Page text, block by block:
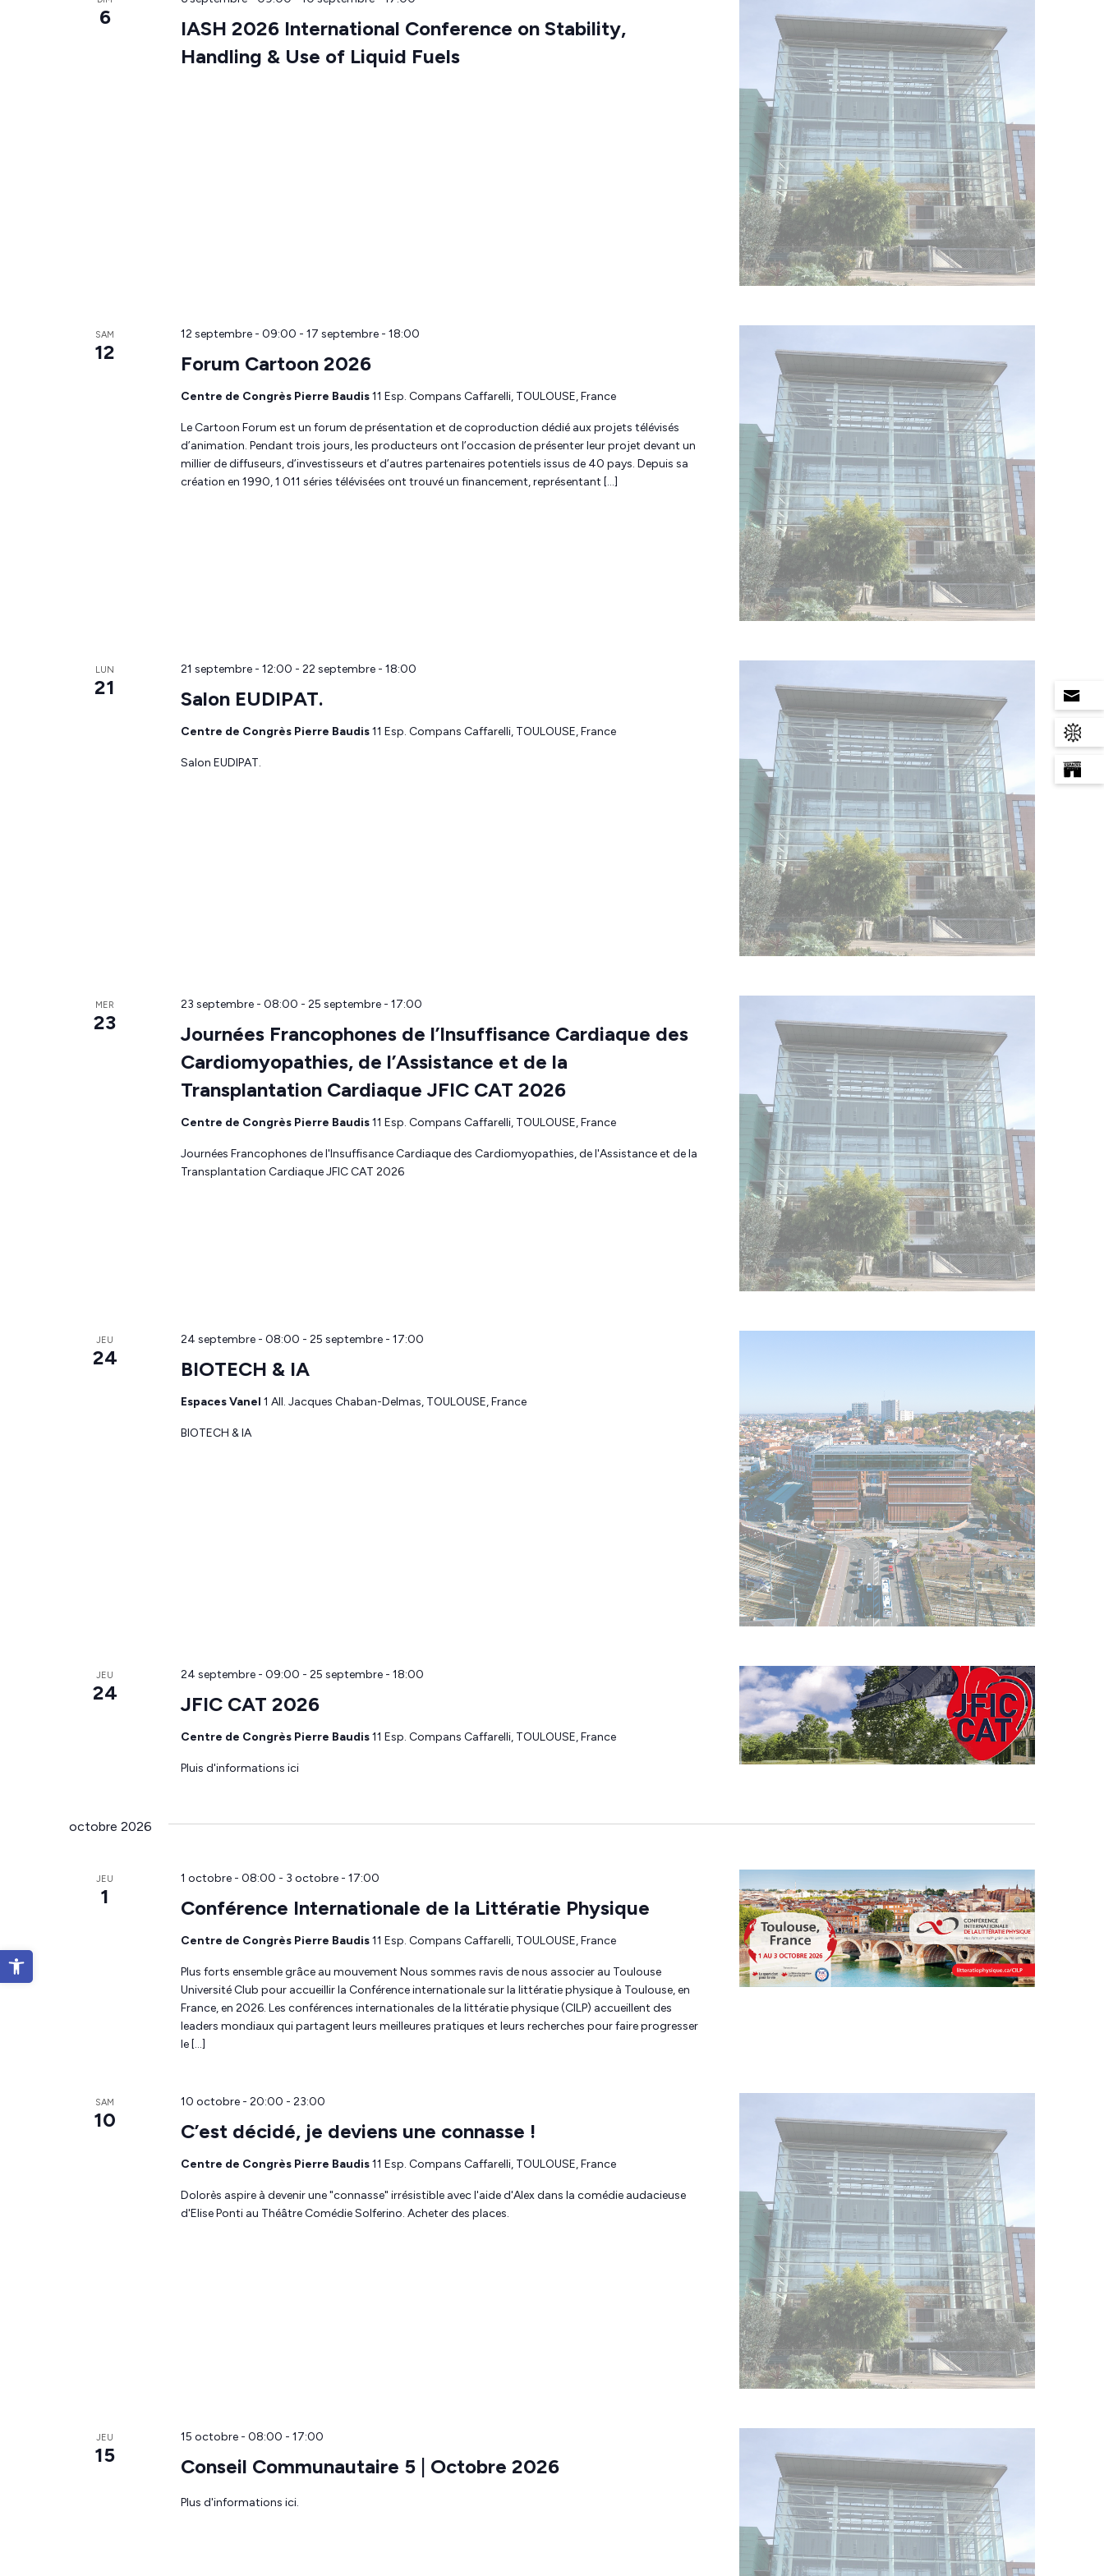
Ouvrir la barre d’outils
6
IASH 2026 International Conference on Stability,
Handling & Use of Liquid Fuels
SAM
12 Forum Cartoon 2026
12 septembre - 09:00 - 17 septembre - 18:00
Centre de Congrès Pierre Baudis11 Esp. Compans Caffarelli, TOULOUSE, France
Le Cartoon Forum est un forum de présentation et de coproduction dédié aux projets télévisés
d’animation. Pendant trois jours, les producteurs ont l’occasion de présenter leur projet devant un
millier de diffuseurs, d’investisseurs et d’autres partenaires potentiels issus de 40 pays. Depuis sa
création en 1990, 1 011 séries télévisées ont trouvé un financement, représentant […]
LUN
21 Salon EUDIPAT.
21 septembre - 12:00 - 22 septembre - 18:00
Centre de Congrès Pierre Baudis11 Esp. Compans Caffarelli, TOULOUSE, France
Salon EUDIPAT.
MER
23
Journées Francophones de l’Insuffisance Cardiaque des
Cardiomyopathies, de l’Assistance et de la
Transplantation Cardiaque JFIC CAT 2026
23 septembre - 08:00 - 25 septembre - 17:00
Centre de Congrès Pierre Baudis11 Esp. Compans Caffarelli, TOULOUSE, France
Journées Francophones de l'Insuffisance Cardiaque des Cardiomyopathies, de l'Assistance et de la
Transplantation Cardiaque JFIC CAT 2026
JEU
24 BIOTECH & IA
24 septembre - 08:00 - 25 septembre - 17:00
Espaces Vanel 1 All. Jacques Chaban-Delmas, TOULOUSE, France
BIOTECH & IA
JEU
24 JFIC CAT 2026
24 septembre - 09:00 - 25 septembre - 18:00
Centre de Congrès Pierre Baudis11 Esp. Compans Caffarelli, TOULOUSE, France
Pluis d'informations ici
octobre 2026
JEU
1 Conférence Internationale de la Littératie Physique
1 octobre - 08:00 - 3 octobre - 17:00
Centre de Congrès Pierre Baudis11 Esp. Compans Caffarelli, TOULOUSE, France
Plus forts ensemble grâce au mouvement Nous sommes ravis de nous associer au Toulouse
Université Club pour accueillir la Conférence internationale sur la littératie physique à Toulouse, en
France, en 2026. Les conférences internationales de la littératie physique (CILP) accueillent des
leaders mondiaux qui partagent leurs meilleures pratiques et leurs recherches pour faire progresser
le […]
SAM
10 C’est décidé, je deviens une connasse !
10 octobre - 20:00 - 23:00
Centre de Congrès Pierre Baudis11 Esp. Compans Caffarelli, TOULOUSE, France
Dolorès aspire à devenir une "connasse" irrésistible avec l'aide d'Alex dans la comédie audacieuse
d'Elise Ponti au Théâtre Comédie Solferino. Acheter des places.
JEU
15 Conseil Communautaire 5 | Octobre 2026
15 octobre - 08:00 - 17:00
Plus d'informations ici.